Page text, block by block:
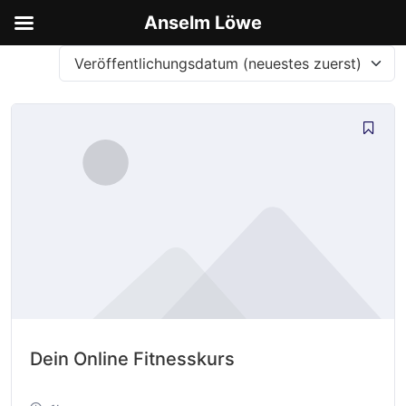
Veröffentlichungsdatum (neuestes zuerst)
Dein Online Fitnesskurs
Anselm Löwe